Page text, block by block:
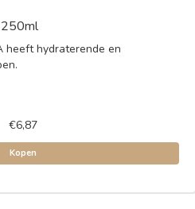
heeft hydraterende en
€6,87
Kopen